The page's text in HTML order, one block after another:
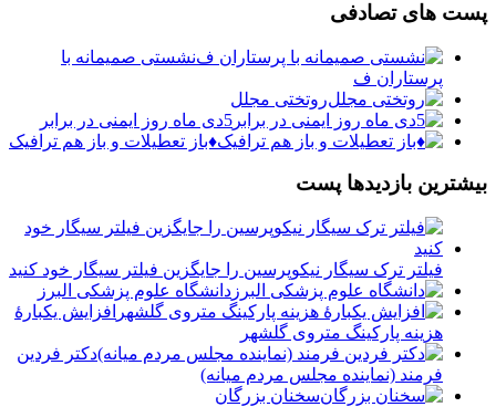
پست های تصادفی
نشستی صمیمانه با
پرستاران ف
روتختی مجلل
5دی ماه روز ایمنی در برابر
♦️باز تعطیلات و باز هم ترافیک
بیشترین بازدیدها پست
فیلتر ترک سیگار نیکوپرسین را جایگزین فیلتر سیگار خود کنید
دانشگاه علوم پزشکی البرز
افزایش یکبارۀ
هزینه پارکینگ متروی گلشهر
دكتر فردين
فرمند (نماينده مجلس مردم میانه)
سخنان بزرگان